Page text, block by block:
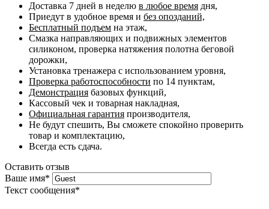
Доставка 7 дней в неделю в любое время дня,
Приедут в удобное время и без опозданий,
Бесплатный подъем на этаж,
Смазка направляющих и подвижных элементов
силиконом, проверка натяжения полотна беговой
дорожки,
Установка тренажера с использованием уровня,
Проверка работоспособности по 14 пунктам,
Демонстрация базовых функций,
Кассовый чек и товарная накладная,
Официальная гарантия производителя,
Не будут спешить, Вы сможете спокойно проверить
товар и комплектацию,
Всегда есть сдача.
Оставить отзыв
Ваше имя*
Текст сообщения*